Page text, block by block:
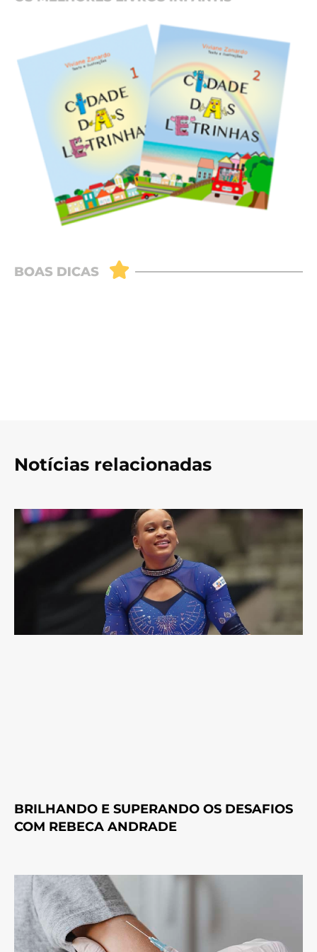
Notícias relacionadas
BRILHANDO E SUPERANDO OS DESAFIOS
COM REBECA ANDRADE